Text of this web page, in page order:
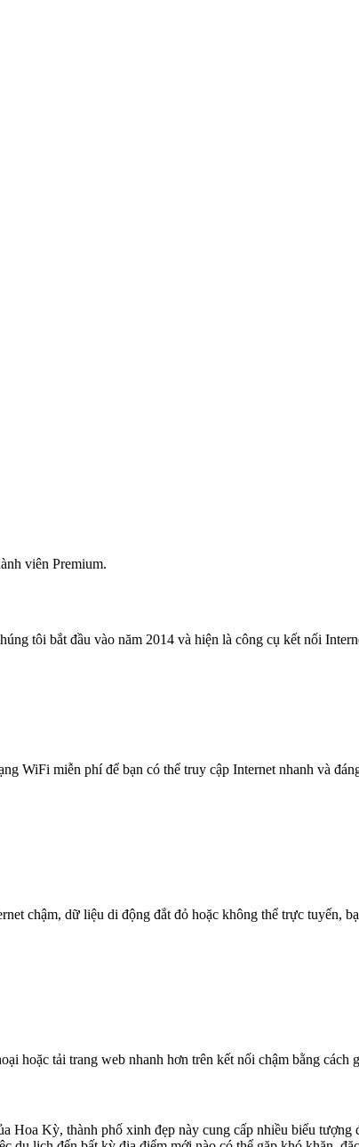
viên Premium.
tôi bắt đầu vào năm 2014 và hiện là công cụ kết nối
WiFi miễn phí để bạn có thể truy cập Internet nhanh và
chậm, dữ liệu di động đắt đỏ hoặc không thể trực tuyến,
hoặc tải trang web nhanh hơn trên kết nối chậm bằng
Kỳ, thành phố xinh đẹp này cung cấp nhiều biểu